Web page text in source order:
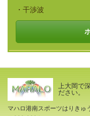
・干渉波
上大岡で
ださい。
マハロ港南スポーツはりきゅ